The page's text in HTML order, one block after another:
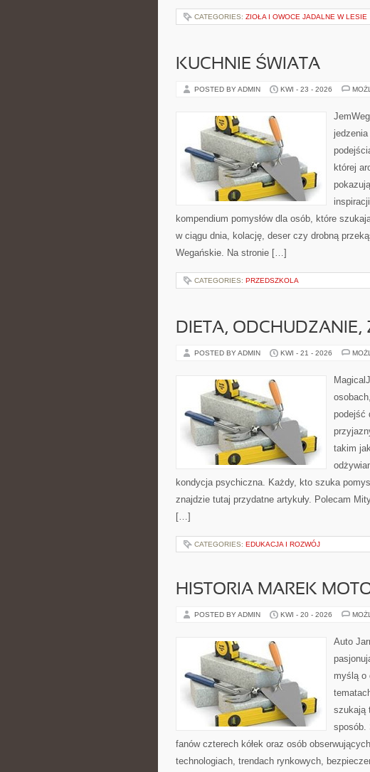
CATEGORIES: ZIOŁA I OWOCE JADALNE W LESIE
KUCHNIE ŚWIATA
POSTED BY ADMIN KWI - 23 - 2026
której
kompendium pomysłów dla osób, które
w ciągu dnia, kolację, deser czy drobną
Wegańskie. Na stronie […]
CATEGORIES: PRZEDSZKOLA
DIETA, ODCHUDZANIE,
POSTED BY ADMIN KWI - 21 - 2026
podejść
takim
kondycja psychiczna. Każdy, kto szuka
znajdzie tutaj przydatne artykuły. Polecam
[…]
CATEGORIES: EDUKACJA I ROZWÓJ
HISTORIA MAREK
POSTED BY ADMIN KWI - 20 - 2026
Auto
myślą o
szukają
sposób.
fanów czterech kółek oraz osób
technologiach, trendach rynkowych,